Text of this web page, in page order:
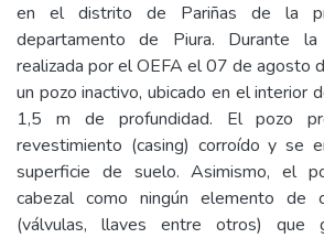
en el distrito de Pariñas de la
departamento de Piura. Durante
realizada por el OEFA el 07 de agosto
un pozo inactivo, ubicado en el interior
1,5 m de profundidad. El pozo
revestimiento (casing) corroído y se
superficie de suelo. Asimismo, el
cabezal como ningún elemento de
(válvulas, llaves entre otros) que